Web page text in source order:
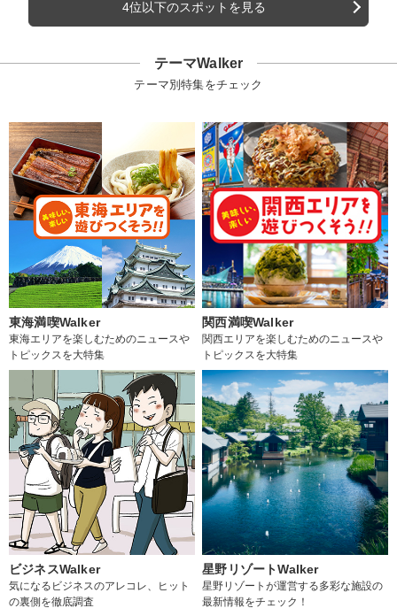
4位以下のスポットを見る
テーマWalker
テーマ別特集をチェック
東海満喫Walker
東海エリアを楽しむためのニュースや
トピックスを大特集
関西満喫Walker
関西エリアを楽しむためのニュースや
トピックスを大特集
ビジネスWalker
気になるビジネスのアレコレ、ヒット
の裏側を徹底調査
星野リゾートWalker
星野リゾートが運営する多彩な施設の
最新情報をチェック！